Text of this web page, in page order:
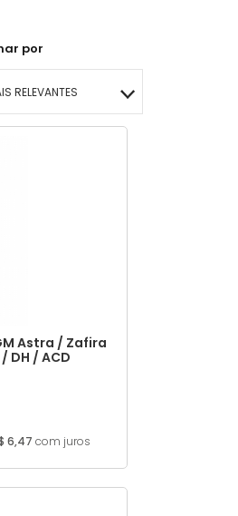
por
RELEVANTES
Astra / Zafira
DH / ACD
6,47 com juros